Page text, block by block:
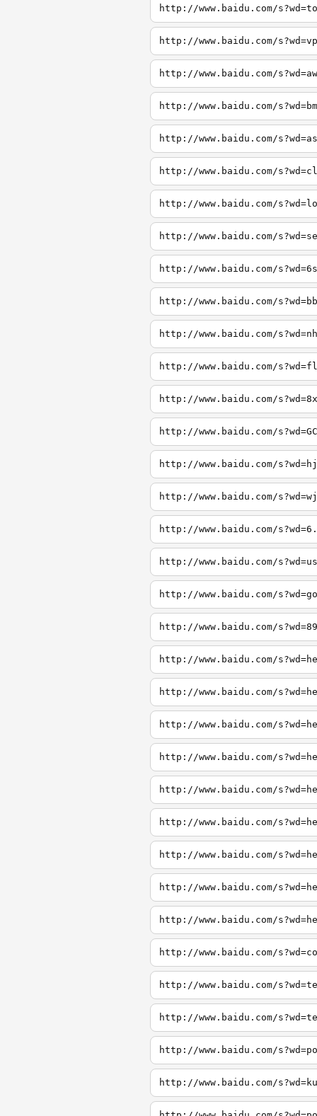
http://www.baidu.com/
http://www.baidu.com/
http://www.baidu.com/
http://www.baidu.com/
http://www.baidu.com/
http://www.baidu.com/
http://www.baidu.com/
http://www.baidu.com/
http://www.baidu.com/
http://www.baidu.com/
http://www.baidu.com/
http://www.baidu.com/
http://www.baidu.com/
http://www.baidu.com/
http://www.baidu.com/
http://www.baidu.com/
http://www.baidu.com/
http://www.baidu.com/
http://www.baidu.com/
http://www.baidu.com/
http://www.baidu.com/
http://www.baidu.com/
http://www.baidu.com/
http://www.baidu.com/
http://www.baidu.com/
http://www.baidu.com/
http://www.baidu.com/
http://www.baidu.com/
http://www.baidu.com/
http://www.baidu.com/
http://www.baidu.com/
http://www.baidu.com/
http://www.baidu.com/
http://www.baidu.com/